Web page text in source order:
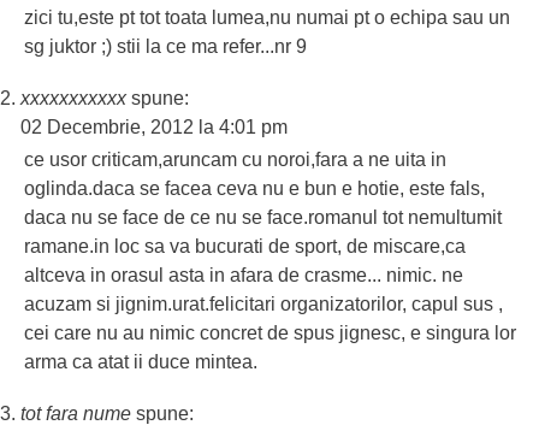
zici tu,este pt tot toata lumea,nu numai pt o echipa sau un
sg juktor ;) stii la ce ma refer...nr 9
xxxxxxxxxxx spune:
02 Decembrie, 2012 la 4:01 pm
ce usor criticam,aruncam cu noroi,fara a ne uita in
oglinda.daca se facea ceva nu e bun e hotie, este fals,
daca nu se face de ce nu se face.romanul tot nemultumit
ramane.in loc sa va bucurati de sport, de miscare,ca
altceva in orasul asta in afara de crasme... nimic. ne
acuzam si jignim.urat.felicitari organizatorilor, capul sus ,
cei care nu au nimic concret de spus jignesc, e singura lor
arma ca atat ii duce mintea.
tot fara nume spune: